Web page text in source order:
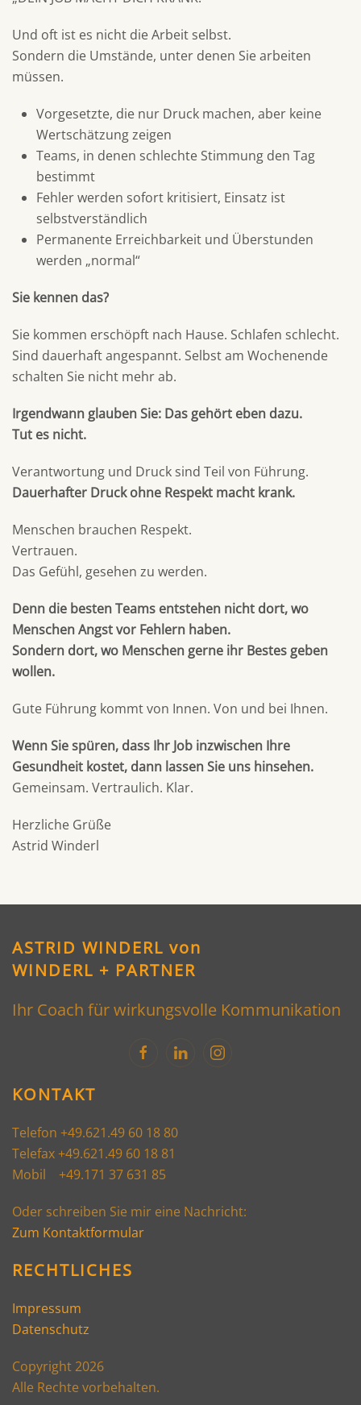
Und oft ist es nicht die Arbeit selbst.
Sondern die Umstände, unter denen Sie arbeiten
müssen.
Vorgesetzte, die nur Druck machen, aber keine
Wertschätzung zeigen
Teams, in denen schlechte Stimmung den Tag
bestimmt
Fehler werden sofort kritisiert, Einsatz ist
selbstverständlich
Permanente Erreichbarkeit und Überstunden
werden „normal“
Sie kennen das?
Sie kommen erschöpft nach Hause. Schlafen schlecht.
Sind dauerhaft angespannt. Selbst am Wochenende
schalten Sie nicht mehr ab.
Irgendwann glauben Sie: Das gehört eben dazu.
Tut es nicht.
Verantwortung und Druck sind Teil von Führung.
Dauerhafter Druck ohne Respekt macht krank.
Menschen brauchen Respekt.
Vertrauen.
Das Gefühl, gesehen zu werden.
Denn die besten Teams entstehen nicht dort, wo
Menschen Angst vor Fehlern haben.
Sondern dort, wo Menschen gerne ihr Bestes geben
wollen.
Gute Führung kommt von Innen. Von und bei Ihnen.
Wenn Sie spüren, dass Ihr Job inzwischen Ihre
Gesundheit kostet, dann lassen Sie uns hinsehen.
Gemeinsam. Vertraulich. Klar.
Herzliche Grüße
Astrid Winderl
ASTRID WINDERL von
WINDERL + PARTNER
Ihr Coach für wirkungsvolle Kommunikation
KONTAKT
Telefon +49.621.49 60 18 80
Telefax +49.621.49 60 18 81
Mobil +49.171 37 631 85
Oder schreiben Sie mir eine Nachricht:
Zum Kontaktformular
RECHTLICHES
Impressum
Datenschutz
Copyright 2026
Alle Rechte vorbehalten.